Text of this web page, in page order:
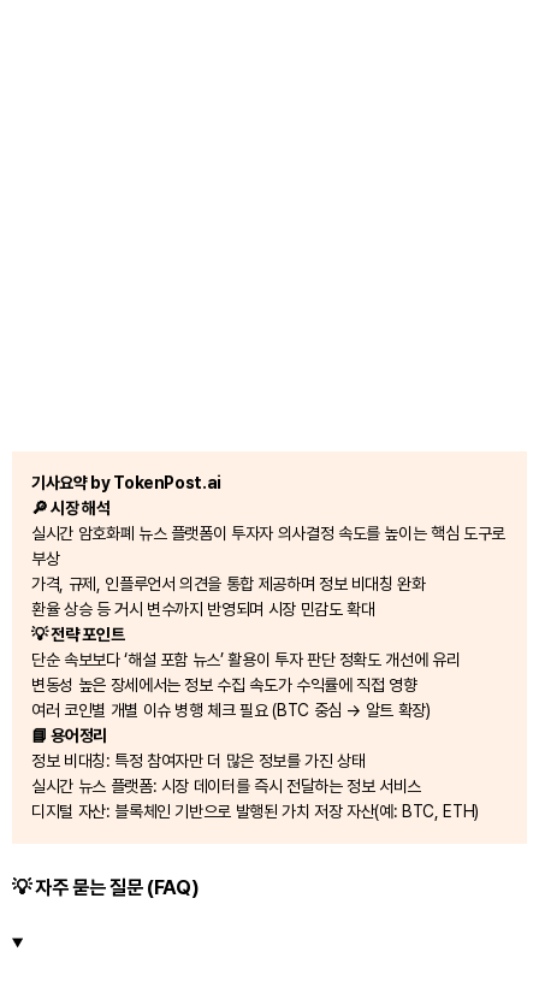
기사요약 by TokenPost.ai
🔎 시장 해석
실시간 암호화폐 뉴스 플랫폼이 투자자 의사결정 속도를 높이는 핵심 도구로
부상
가격, 규제, 인플루언서 의견을 통합 제공하며 정보 비대칭 완화
환율 상승 등 거시 변수까지 반영되며 시장 민감도 확대
💡 전략 포인트
단순 속보보다 ‘해설 포함 뉴스’ 활용이 투자 판단 정확도 개선에 유리
변동성 높은 장세에서는 정보 수집 속도가 수익률에 직접 영향
여러 코인별 개별 이슈 병행 체크 필요 (BTC 중심 → 알트 확장)
📘 용어정리
정보 비대칭: 특정 참여자만 더 많은 정보를 가진 상태
실시간 뉴스 플랫폼: 시장 데이터를 즉시 전달하는 정보 서비스
디지털 자산: 블록체인 기반으로 발행된 가치 저장 자산(예: BTC, ETH)
💡 자주 묻는 질문 (FAQ)